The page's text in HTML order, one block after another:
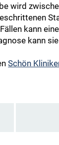
wird
kann
kann
Schön